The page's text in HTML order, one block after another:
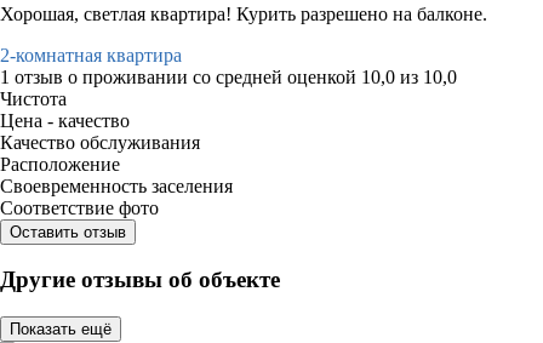
Хорошая, светлая квартира! Курить разрешено на балконе.
2-комнатная квартира
1 отзыв о проживании со средней оценкой 10,0 из 10,0
Чистота
Цена - качество
Качество обслуживания
Расположение
Своевременность заселения
Соответствие фото
Оставить отзыв
Другие отзывы об объекте
Показать ещё